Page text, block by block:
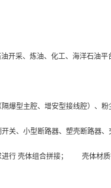
、炼油、化工、海洋石油平台
型主腔、增安型接线腔）、粉
、小型断路器、塑壳断路器、
行 壳体组合拼接； 壳体材质